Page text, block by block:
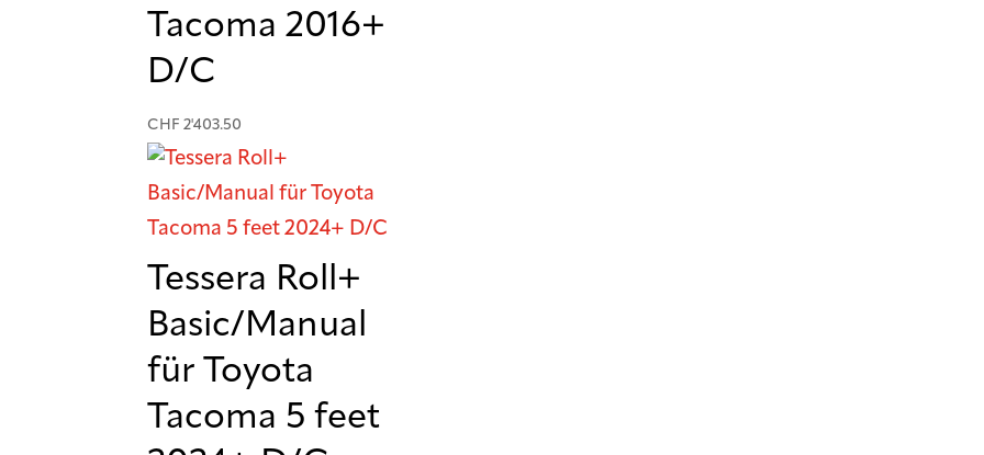
Tacoma 2016+
D/C
CHF 2'403.50
Tessera Roll+
Basic/Manual
für Toyota
Tacoma 5 feet